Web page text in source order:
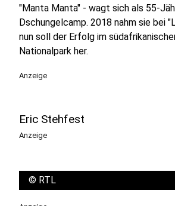
"Manta Manta" - wagt sich als 55-
Dschungelcamp. 2018 nahm sie bei
nun soll der Erfolg im
Nationalpark her.
Anzeige
Eric Stehfest
Anzeige
© RTL